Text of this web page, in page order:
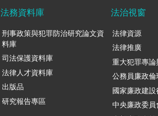
法務資料庫
刑事政策與犯罪防治研究論文資
料庫
司法保護資料庫
法律人才資料庫
出版品
研究報告專區
法治視窗
法律資源
法律推廣
重大犯罪專論
公務員廉政倫
國家廉政建設
中央廉政委員